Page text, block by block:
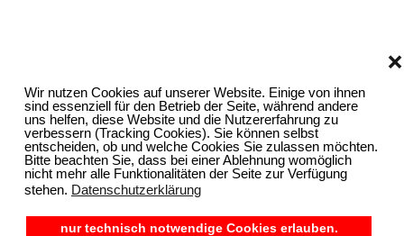
Wir nutzen Cookies auf unserer Website. Einige von ihnen
sind essenziell für den Betrieb der Seite, während andere
uns helfen, diese Website und die Nutzererfahrung zu
verbessern (Tracking Cookies). Sie können selbst
entscheiden, ob und welche Cookies Sie zulassen möchten.
Bitte beachten Sie, dass bei einer Ablehnung womöglich
nicht mehr alle Funktionalitäten der Seite zur Verfügung
stehen. Datenschutzerklärung
nur technisch notwendige Cookies erlauben.
❌